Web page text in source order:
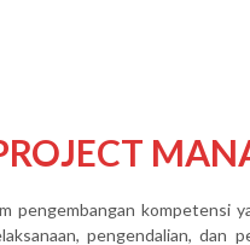
pengembangan kompetensi
pengendalian, dan